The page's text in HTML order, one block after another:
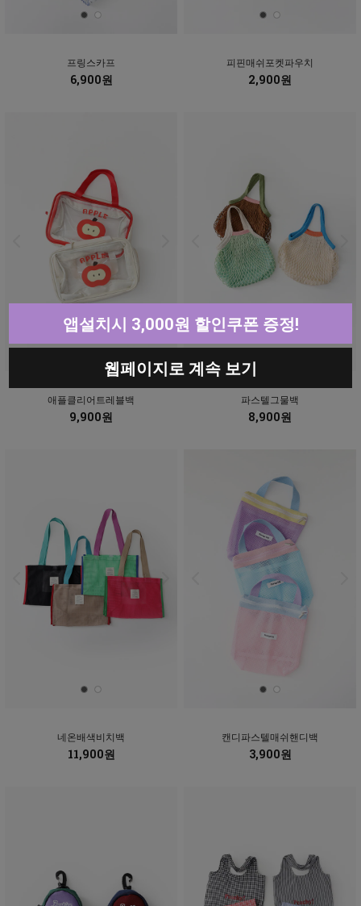
프링스카프
6,900원
피핀매쉬포켓파우치
2,900원
애플클리어트레블백
9,900원
파스텔그물백
8,900원
네온배색비치백
11,900원
캔디파스텔매쉬핸디백
3,900원
앱설치시 3,000원 할인쿠폰 증정!
웹페이지로 계속 보기